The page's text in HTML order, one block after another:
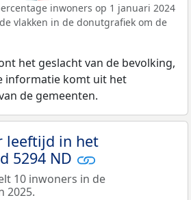
inwoners op 1 januari 2024
vlakken in de donutgrafiek om de
het geslacht van de bevolking,
informatie komt uit het
de gemeenten.
leeftijd in het
5294 ND
10 inwoners in de
2025.